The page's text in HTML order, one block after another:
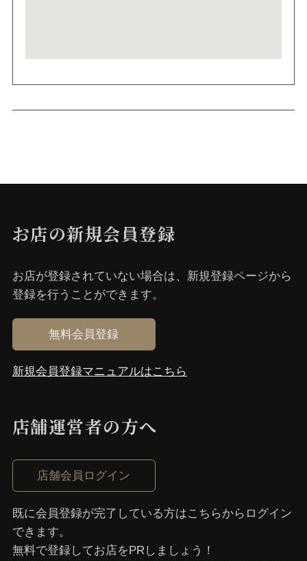
お店の新規会員登録
お店が登録されていない場合は、新規登録ページから
登録を⾏うことができます。
無料会員登録
新規会員登録マニュアルはこちら
店舗運営者の⽅へ
店舗会員ログイン
既に会員登録が完了している⽅はこちらからログイン
できます。
無料で登録してお店をPRしましょう！